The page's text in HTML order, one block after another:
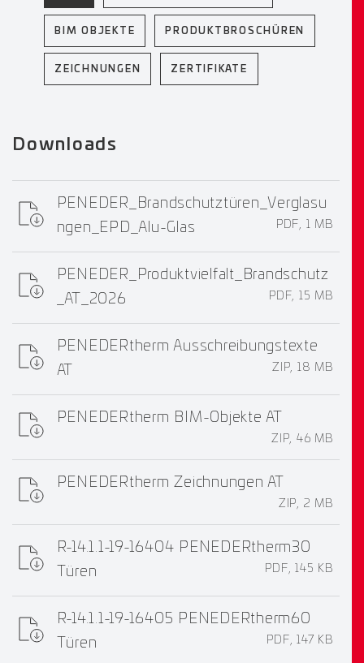
BIM OBJEKTE PRODUKTBROSCHÜREN
ZEICHNUNGEN ZERTIFIKATE
Downloads
PENEDER_Brandschutztüren_Verglasu
ngen_EPD_Alu-Glas
PDF, 1 MB
PENEDER_Produktvielfalt_Brandschutz
_AT_2026
PDF, 15 MB
PENEDERtherm Ausschreibungstexte
AT
ZIP, 18 MB
PENEDERtherm BIM-Objekte AT
ZIP, 46 MB
PENEDERtherm Zeichnungen AT
ZIP, 2 MB
R-14.1.1-19-16404 PENEDERtherm30
Türen
PDF, 145 KB
R-14.1.1-19-16405 PENEDERtherm60
Türen
PDF, 147 KB